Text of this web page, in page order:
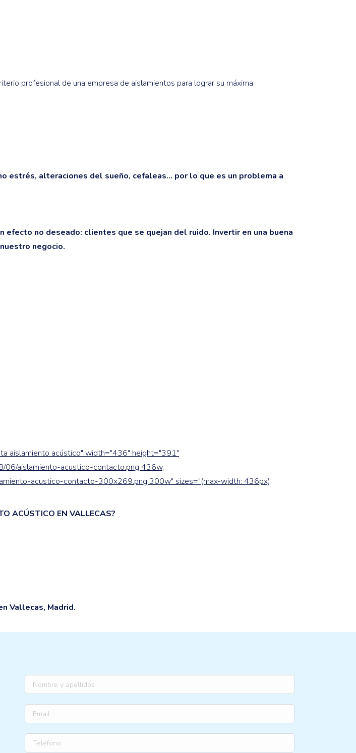
profesional de una empresa de aislamientos para lograr su máxima
estrés, alteraciones del sueño, cefaleas… por lo que es un problema a
no deseado: clientes que se quejan del ruido. Invertir en una buena
negocio.
aislamiento acústico" width="436" height="391"
06/aislamiento-acustico-contacto.png 436w,
acustico-contacto-300x269.png 300w" sizes="(max-width: 436px)
ACÚSTICO EN VALLECAS?
Vallecas, Madrid.